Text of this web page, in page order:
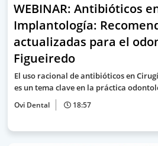
WEBINAR: Antibióticos
Implantología:
actualizadas para el
Figueiredo
El uso racional de antibióticos en
es un tema clave en la práctica
Ovi Dental 18:57